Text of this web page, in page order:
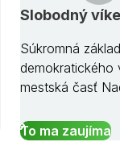
Slobodný
Súkromná
demokratického
mestská časť
To ma zaujíma